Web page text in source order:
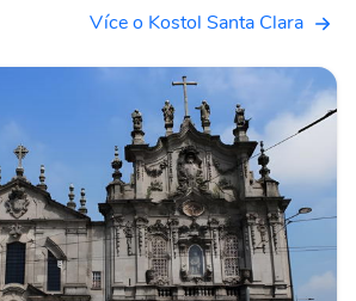
Více o Kostol Santa Clara